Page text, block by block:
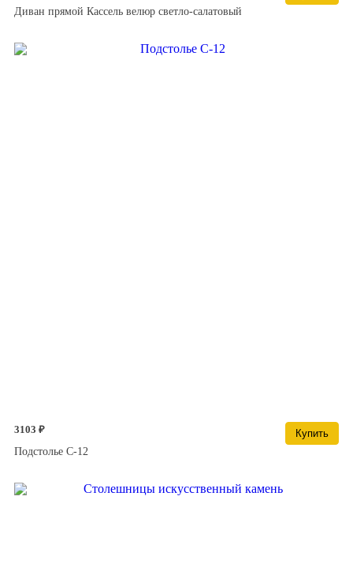
Диван прямой Кассель велюр светло-салатовый
3103 ₽
Купить
Подстолье С-12